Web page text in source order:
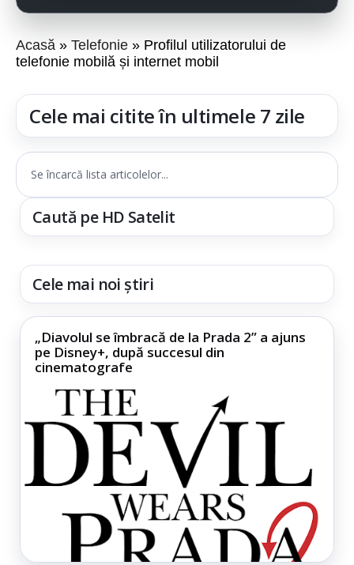
Acasă Telefonie
Profilul utilizatorului de
telefonie mobilă și internet mobil
Cele mai citite în ultimele 7 zile
Se încarcă lista articolelor...
Caută pe HD Satelit
Cele mai noi știri
„Diavolul se îmbracă de la Prada 2” a ajuns
pe Disney+, după succesul din
cinematografe